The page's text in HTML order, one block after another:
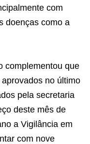
com
doenças como a
complementou que
no último
pela secretaria
deste mês de
a Vigilância em
com nove